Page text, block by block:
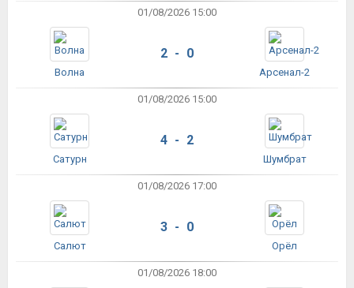
01/08/2026 15:00
Волна
2 - 0
Арсенал-2
01/08/2026 15:00
Сатурн
4 - 2
Шумбрат
01/08/2026 17:00
Салют
3 - 0
Орёл
01/08/2026 18:00